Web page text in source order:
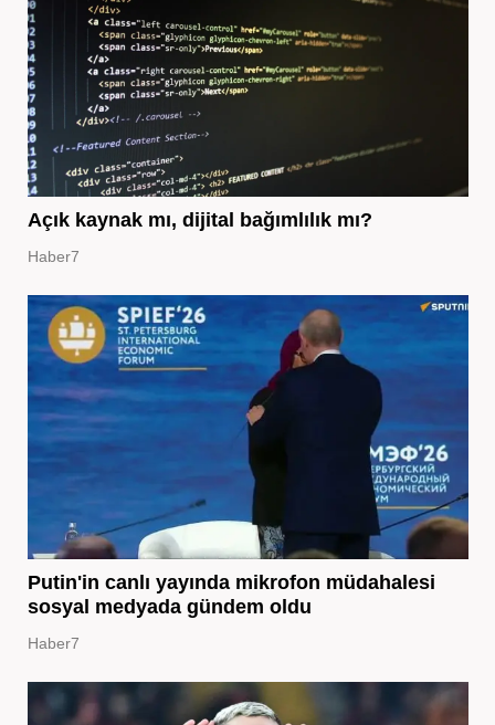
Açık kaynak mı, dijital bağımlılık mı?
Haber7
Putin'in canlı yayında mikrofon müdahalesi
sosyal medyada gündem oldu
Haber7